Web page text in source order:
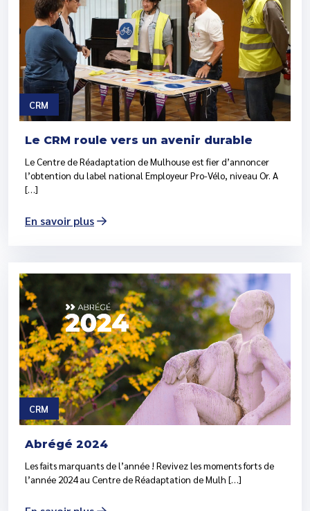
CRM
Le CRM roule vers un avenir durable
Le Centre de Réadaptation de Mulhouse est fier d’annoncer
l’obtention du label national Employeur Pro-Vélo, niveau Or. A
[…]
En savoir plus
CRM
Abrégé 2024
Les faits marquants de l’année ! Revivez les moments forts de
l’année 2024 au Centre de Réadaptation de Mulh […]